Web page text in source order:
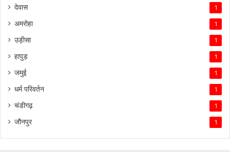
देवास 1
अमरोहा 1
उड़ीसा 1
हापुड़ 1
जमुई 1
धर्म परिवर्तन 1
चंडीगढ़ 1
जौनपुर 1